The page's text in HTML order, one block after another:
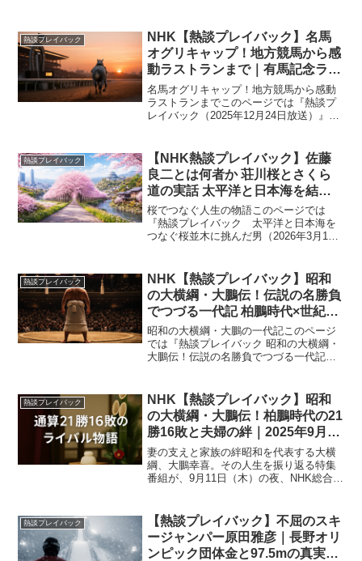
熱談プレイバック
NHK【熱談プレイバック】名馬
オグリキャップ！地方競馬から感
動ラストランまで｜有馬記念ラス
トラン・笠松競馬場・神田阿久
鯉・地方競馬伝説｜2025年12月
24日
名馬オグリキャップ！地方競馬から感動
ラストランまでこのページでは『熱談プ
レイバック（2025年12月24日放送）』の
みがえったのは、地方競馬から中央競馬
へ、そして日本中...
熱談プレイバック
【NHK熱談プレイバック】佐藤
良二とは何者か 荘川桜とさくら
道の実話 太平洋と日本海を結ぶ
266kmの夢と30万本構想｜2026
年3月19日
桜でつなぐ人生の物語このページでは
『熱談プレイバック 太平洋と日本海を
つなぐ桜並木に挑んだ男（2026年3月19
た佐藤良二。周囲に理解されなくても歩
みを止めなかったその...
熱談プレイバック
NHK【熱談プレイバック】昭和
の大横綱・大鵬伝！伝説の名勝負
でつづる一代記 柏鵬時代×世紀の
大誤審×二所ノ関部屋×貴ノ花｜
2025年12月22日
昭和の大横綱・大鵬の一代記このページ
では『熱談プレイバック 昭和の大横綱・
大鵬伝！伝説の名勝負でつづる一代記
を代表する横綱・大鵬 幸喜が歩んだ道の
りは、勝ち続け...
熱談プレイバック
NHK【熱談プレイバック】昭和
の大横綱・大鵬伝！柏鵬時代の21
勝16敗と夫婦の絆｜2025年9月11
日放送
妻の支えと家族の絆昭和を代表する大横
綱、大鵬幸喜。その人生を振り返る特集
番組が、9月11日（木）の夜、NHK総合で
が、その華やかな勝利の裏には、苦難を
支えた妻・芳子さんや...
熱談プレイバック
【熱談プレイバック】不屈のスキ
ージャンパー原田雅彦｜長野オリ
ンピック団体金と97.5mの真実